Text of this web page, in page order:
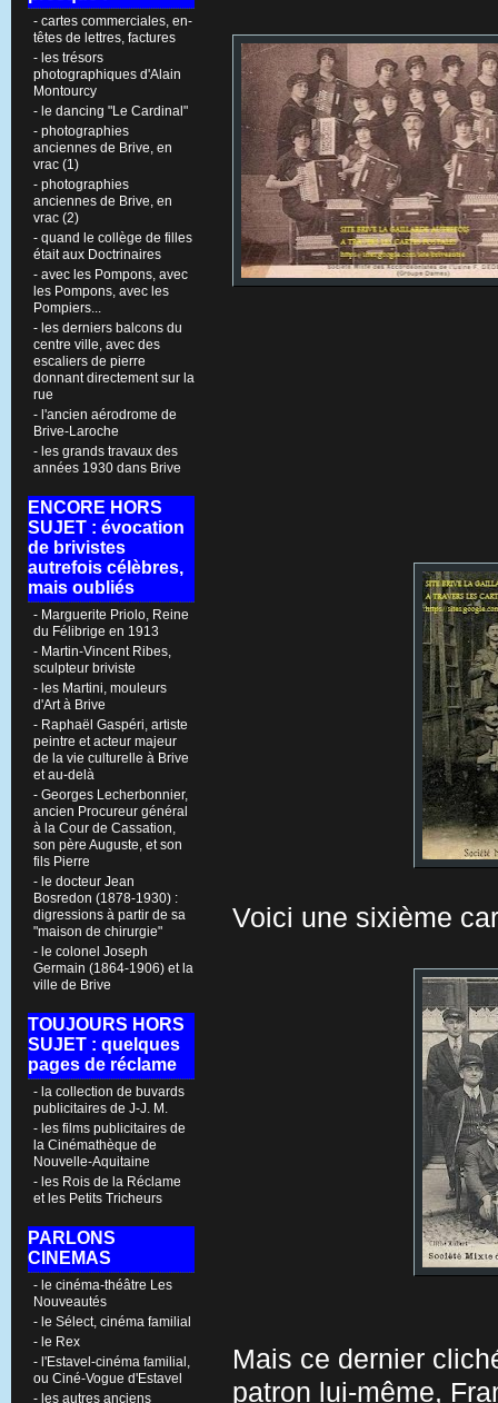
- cartes commerciales, en-
têtes de lettres, factures
- les trésors
photographiques d'Alain
Montourcy
- le dancing "Le Cardinal"
- photographies
anciennes de Brive, en
vrac (1)
- photographies
anciennes de Brive, en
vrac (2)
- quand le collège de filles
était aux Doctrinaires
- avec les Pompons, avec
les Pompons, avec les
Pompiers...
- les derniers balcons du
centre ville, avec des
escaliers de pierre
donnant directement sur la
rue
- l'ancien aérodrome de
Brive-Laroche
- les grands travaux des
années 1930 dans Brive
ENCORE HORS
SUJET : évocation
de brivistes
autrefois célèbres,
mais oubliés
- Marguerite Priolo, Reine
du Félibrige en 1913
- Martin-Vincent Ribes,
sculpteur briviste
- les Martini, mouleurs
d'Art à Brive
- Raphaël Gaspéri, artiste
peintre et acteur majeur
de la vie culturelle à Brive
et au-delà
- Georges Lecherbonnier,
ancien Procureur général
à la Cour de Cassation,
son père Auguste, et son
fils Pierre
- le docteur Jean
Bosredon (1878-1930) :
digressions à partir de sa
"maison de chirurgie"
- le colonel Joseph
Germain (1864-1906) et la
ville de Brive
TOUJOURS HORS
SUJET : quelques
pages de réclame
- la collection de buvards
publicitaires de J-J. M.
- les films publicitaires de
la Cinémathèque de
Nouvelle-Aquitaine
- les Rois de la Réclame
et les Petits Tricheurs
PARLONS
CINEMAS
- le cinéma-théâtre Les
Nouveautés
- le Sélect, cinéma familial
- le Rex
- l'Estavel-cinéma familial,
ou Ciné-Vogue d'Estavel
- les autres anciens
Voici une sixième
Mais ce dernier
patron lui-même,